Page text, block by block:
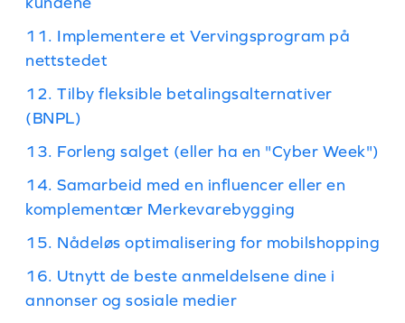
11. Implementere et Vervingsprogram på
nettstedet
12. Tilby fleksible betalingsalternativer
(BNPL)
13. Forleng salget (eller ha en "Cyber Week")
14. Samarbeid med en influencer eller en
komplementær Merkevarebygging
15. Nådeløs optimalisering for mobilshopping
16. Utnytt de beste anmeldelsene dine i
annonser og sosiale medier